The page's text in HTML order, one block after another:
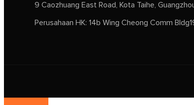
9 Caozhuang East Road, Kota Taihe,
Perusahaan HK: 14b Wing Cheong Comm